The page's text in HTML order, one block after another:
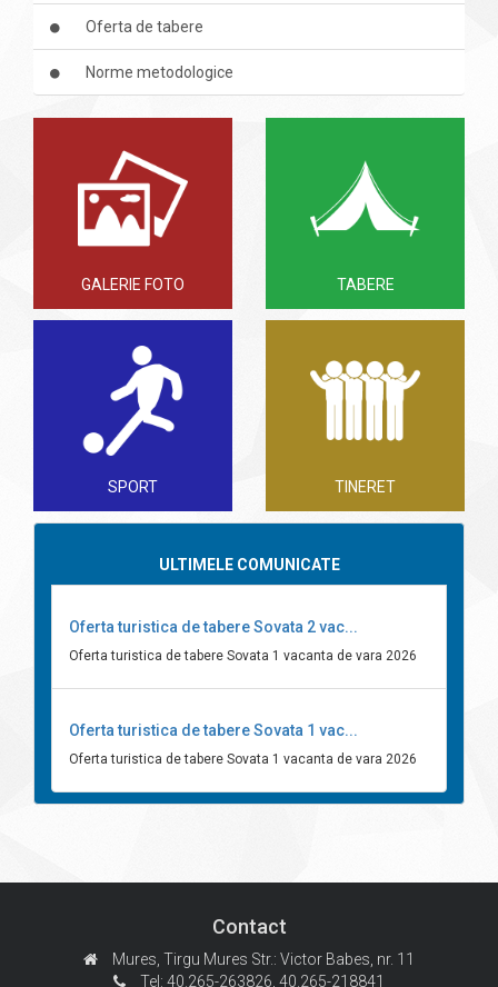
Oferta de tabere
Norme metodologice
GALERIE FOTO TABERE
SPORT TINERET
ULTIMELE COMUNICATE
Oferta turistica de tabere Sovata 2 vac...
Oferta turistica de tabere Sovata 1 vacanta de vara 2026
Oferta turistica de tabere Sovata 1 vac...
Oferta turistica de tabere Sovata 1 vacanta de vara 2026
Contact
Mures, Tirgu Mures Str.: Victor Babes, nr. 11
Tel: 40.265-263826, 40.265-218841